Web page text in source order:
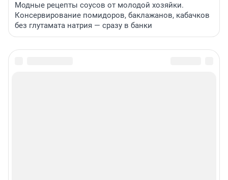
Модные рецепты соусов от молодой хозяйки.
Консервирование помидоров, баклажанов, кабачков
без глутамата натрия — сразу в банки